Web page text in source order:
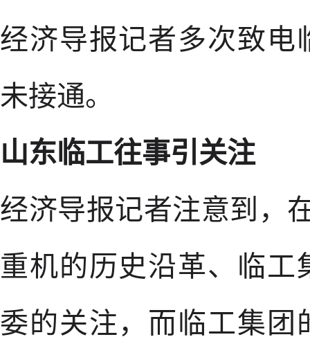
经济导报记者多次致电
未接通。
山东临工往事引关注
经济导报记者注意到，
重机的历史沿革、临工
委的关注，而临工集团